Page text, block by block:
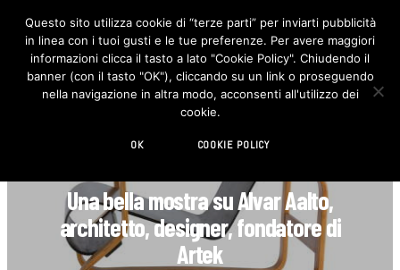
F
c
e
b
o
I
n
s
t
Una bella mostra su Alvar Aalto,
architetto, designer, fondatore di
Artek
Questo sito utilizza cookie di “terze parti” per inviarti pubblicità
in linea con i tuoi gusti e le tue preferenze. Per avere maggiori
informazioni clicca il tasto a lato "Cookie Policy". Chiudendo il
banner (con il tasto "OK"), cliccando su un link o proseguendo
nella navigazione in altra modo, acconsenti all'utilizzo dei
cookie.
OK COOKIE POLICY